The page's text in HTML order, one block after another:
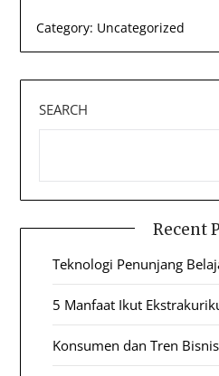
Category: Uncategorized
SEARCH
Recent
Teknologi Penunjang
5 Manfaat Ikut
Konsumen dan Tren